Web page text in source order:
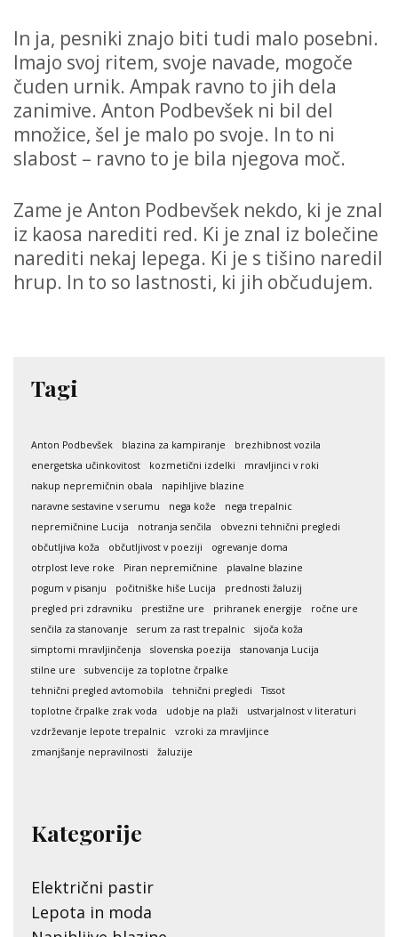
In ja, pesniki znajo biti tudi malo posebni.
Imajo svoj ritem, svoje navade, mogoče
čuden urnik. Ampak ravno to jih dela
zanimive. Anton Podbevšek ni bil del
množice, šel je malo po svoje. In to ni
slabost – ravno to je bila njegova moč.
Zame je Anton Podbevšek nekdo, ki je znal
iz kaosa narediti red. Ki je znal iz bolečine
narediti nekaj lepega. Ki je s tišino naredil
hrup. In to so lastnosti, ki jih občudujem.
Tagi
Anton Podbevšek blazina za kampiranje
brezhibnost vozila
energetska učinkovitost
kozmetični izdelki
mravljinci v roki
nakup nepremičnin obala
napihljive blazine
naravne sestavine v serumu
nega kože
nega trepalnic
nepremičnine Lucija
notranja senčila
obvezni tehnični pregledi
občutljiva koža
občutljivost v poeziji
ogrevanje doma
otrplost leve roke
Piran nepremičnine
plavalne blazine
pogum v pisanju
počitniške hiše Lucija
prednosti žaluzij
pregled pri zdravniku
prestižne ure prihranek energije
ročne ure
senčila za stanovanje
serum za rast trepalnic
sijoča koža
simptomi mravljinčenja
slovenska poezija
stanovanja Lucija
stilne ure
subvencije za toplotne črpalke
tehnični pregled avtomobila
tehnični pregledi
Tissot
toplotne črpalke zrak voda
udobje na plaži
ustvarjalnost v literaturi
vzdrževanje lepote trepalnic
vzroki za mravljince
zmanjšanje nepravilnosti
žaluzije
Kategorije
Električni pastir
Lepota in moda